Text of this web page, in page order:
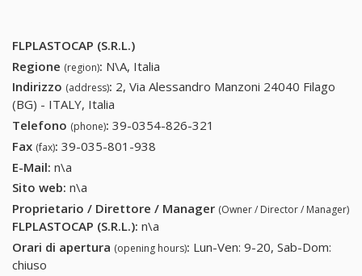
FLPLASTOCAP (S.R.L.)
Regione (region): N\A, Italia
Indirizzo (address): 2, Via Alessandro Manzoni 24040 Filago
(BG) - ITALY, Italia
Telefono (phone): 39-0354-826-321
Fax (fax): 39-035-801-938
E-Mail: n\a
Sito web: n\a
Proprietario / Direttore / Manager (Owner / Director / Manager)
FLPLASTOCAP (S.R.L.): n\a
Orari di apertura (opening hours): Lun-Ven: 9-20, Sab-Dom:
chiuso